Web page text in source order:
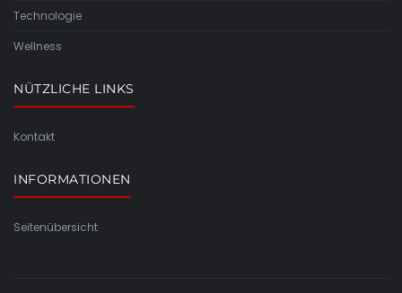
Technologie
Wellness
NÜTZLICHE LINKS
Kontakt
INFORMATIONEN
Seitenübersicht